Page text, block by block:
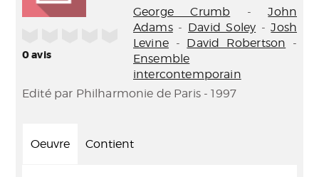
0avis
George Crumb -John
Adams- David Soley -Josh
Levine- David Robertson -
Ensemble
intercontemporain
Edité par Philharmonie de Paris - 1997
Oeuvre Contient